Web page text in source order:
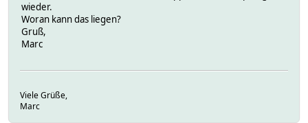
wieder.
Woran kann das liegen?
Gruß,
Marc
Viele Grüße,
Marc